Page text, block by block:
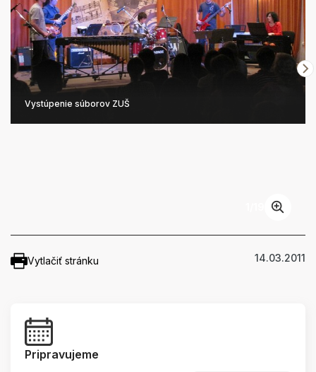
Vystúpenie súborov ZUŠ
Vytlačiť stránku 14.03.2011
Pripravujeme